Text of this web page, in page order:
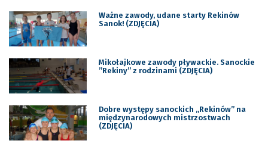
Ważne zawody, udane starty Rekinów
Sanok! (ZDJĘCIA)
Mikołajkowe zawody pływackie. Sanockie
”Rekiny” z rodzinami (ZDJĘCIA)
Dobre występy sanockich „Rekinów” na
międzynarodowych mistrzostwach
(ZDJĘCIA)